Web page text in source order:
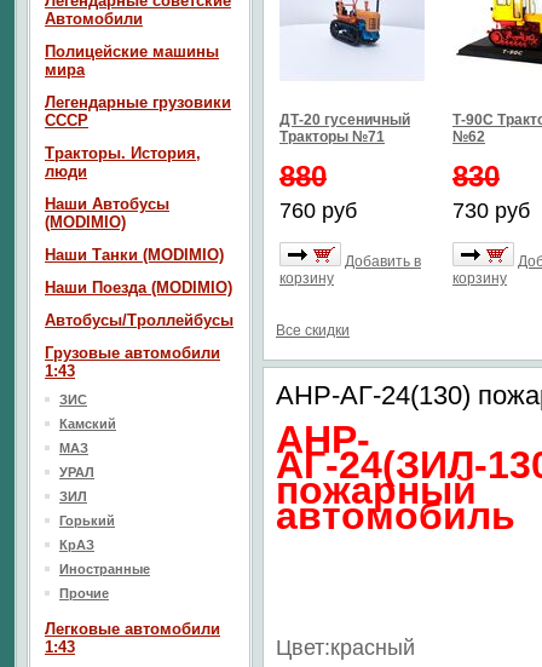
ДТ-20 гусеничный
Тракторы №71
880
760 руб
Добавить в
корзину
Т-90С
№62
830
730 руб
корзину
Все скидки
АНР-АГ-24(130)
АНР-
АГ-24(ЗИЛ-
пожарный
автомобиль
Цвет:красный
Автомобили
Полицейские машины
мира
Легендарные грузовики
СССР
Тракторы. История,
люди
Наши Автобусы
(MODIMIO)
Наши Танки (MODIMIO)
Наши Поезда (MODIMIO)
Автобусы/Троллейбусы
Грузовые автомобили
1:43
ЗИС
Камский
МАЗ
УРАЛ
ЗИЛ
Горький
КрАЗ
Иностранные
Прочие
Легковые автомобили
1:43